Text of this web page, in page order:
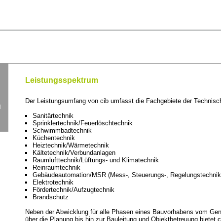
Leistungsspektrum
Der Leistungsumfang von cib umfasst die Fachgebiete der
Sanitärtechnik
Sprinklertechnik/Feuerlöschtechnik
Schwimmbadtechnik
Küchentechnik
Heiztechnik/Wärmetechnik
Kältetechnik/Verbundanlagen
Raumlufttechnik/Lüftungs- und Klimatechnik
Reinraumtechnik
Gebäudeautomation/MSR (Mess-, Steuerungs-,
Elektrotechnik
Fördertechnik/Aufzugtechnik
Brandschutz
Neben der Abwicklung für alle Phasen eines Bauvorhabens vom
über die Planung bis hin zur Bauleitung und Objektbetreuung bietet